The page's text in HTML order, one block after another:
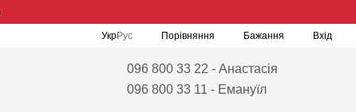
УкрРус Порівняння Бажання Вхід
096 800 33 22 - Анастасія
096 800 33 11 - Емануїл